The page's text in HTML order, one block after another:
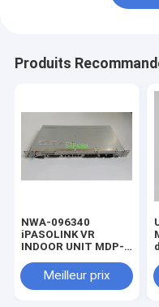
Produits
NWA-096340
iPASOLINK VR
INDOOR UNIT MDP-
Meilleur prix